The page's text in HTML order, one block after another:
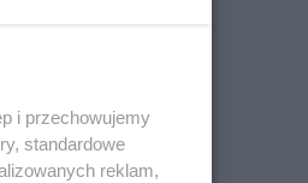
i przechowujemy
standardowe
reklam,